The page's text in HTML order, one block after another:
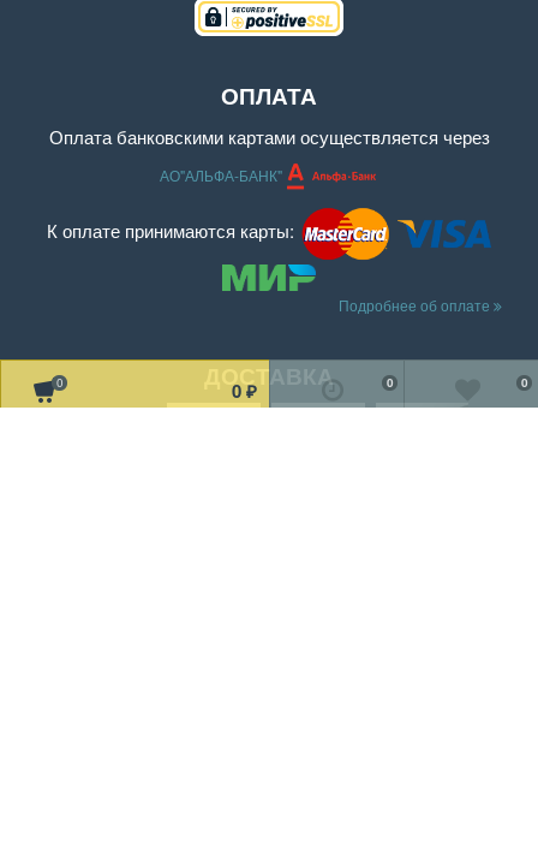
0 0 ₽
0
0
ОПЛАТА
Оплата банковскими картами осуществляется через
АО"АЛЬФА-БАНК"
К оплате принимаются карты:
Подробнее об оплате
ДОСТАВКА